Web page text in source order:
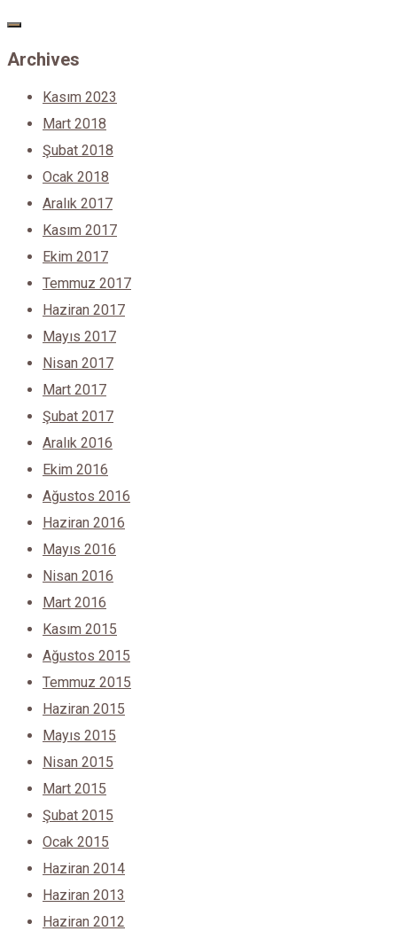
Archives
Kasım 2023
Mart 2018
Şubat 2018
Ocak 2018
Aralık 2017
Kasım 2017
Ekim 2017
Temmuz 2017
Haziran 2017
Mayıs 2017
Nisan 2017
Mart 2017
Şubat 2017
Aralık 2016
Ekim 2016
Ağustos 2016
Haziran 2016
Mayıs 2016
Nisan 2016
Mart 2016
Kasım 2015
Ağustos 2015
Temmuz 2015
Haziran 2015
Mayıs 2015
Nisan 2015
Mart 2015
Şubat 2015
Ocak 2015
Haziran 2014
Haziran 2013
Haziran 2012